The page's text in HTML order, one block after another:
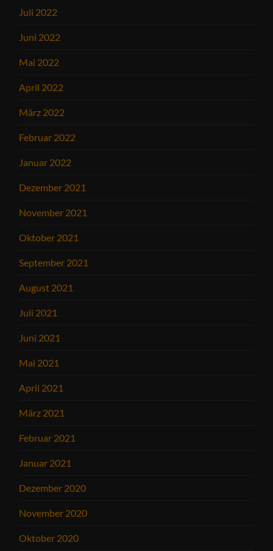
Juli 2022
Juni 2022
Mai 2022
April 2022
März 2022
Februar 2022
Januar 2022
Dezember 2021
November 2021
Oktober 2021
September 2021
August 2021
Juli 2021
Juni 2021
Mai 2021
April 2021
März 2021
Februar 2021
Januar 2021
Dezember 2020
November 2020
Oktober 2020